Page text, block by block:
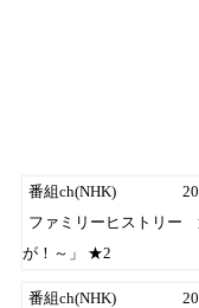
番組ch(NHK)
ファミリーヒストリー
が！～」 ★2
番組ch(NHK)